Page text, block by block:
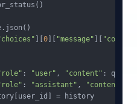
0 "message"
: "user" , "content" :
: "assistant" , "content"
= history